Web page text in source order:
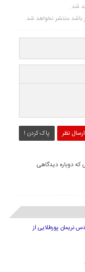
شد.
باشد منتشر نخواهد شد.
ارسال نظر پاک کردن !
که دوباره دیدگاهی
نریمان پورطلایی از